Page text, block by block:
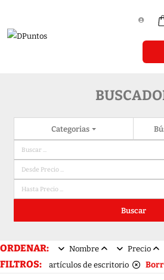
Categorias
Buscar
ORDENAR: Nombre Precio
FILTROS: artículos de escritorio